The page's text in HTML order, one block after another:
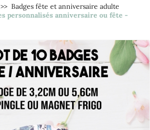
Badges fête et anniversaire adulte
personnalisés anniversaire ou fête -